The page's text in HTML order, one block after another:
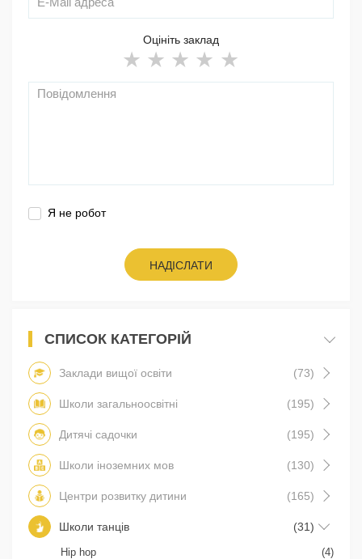
Оцініть заклад
Я не робот
НАДІСЛАТИ
СПИСОК КАТЕГОРІЙ
Заклади вищої освіти (73)
Школи загальноосвітні (195)
Дитячі садочки (195)
Школи іноземних мов (130)
Центри розвитку дитини (165)
Школи танців (31)
Hip hop
(4)